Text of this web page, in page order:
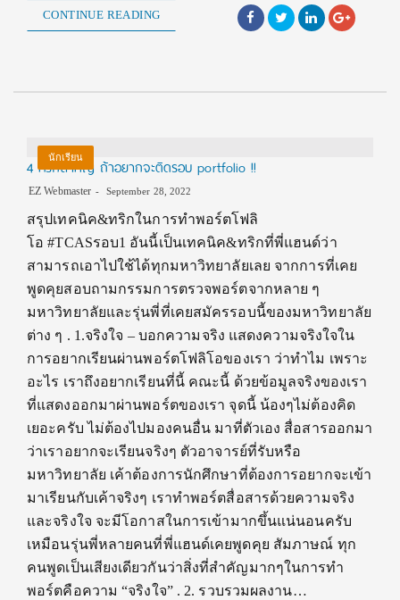
CONTINUE READING
นักเรียน
4 ทริกสำคัญ ถ้าอยากจะติดรอบ portfolio !!
EZ Webmaster September 28, 2022
สรุปเทคนิค&ทริกในการทำพอร์ตโฟลิ
โอ #TCASรอบ1 อันนี้เป็นเทคนิค&ทริกที่พี่แฮนด์ว่า
สามารถเอาไปใช้ได้ทุกมหาวิทยาลัยเลย จากการที่เคย
พูดคุยสอบถามกรรมการตรวจพอร์ตจากหลาย ๆ
มหาวิทยาลัยและรุ่นพี่ที่เคยสมัครรอบนี้ของมหาวิทยาลัย
ต่าง ๆ . 1.จริงใจ – บอกความจริง แสดงความจริงใจใน
การอยากเรียนผ่านพอร์ตโฟลิโอของเรา ว่าทำไม เพราะ
อะไร เราถึงอยากเรียนที่นี้ คณะนี้ ด้วยข้อมูลจริงของเรา
ที่แสดงออกมาผ่านพอร์ตของเรา จุดนี้ น้องๆไม่ต้องคิด
เยอะครับ ไม่ต้องไปมองคนอื่น มาที่ตัวเอง สื่อสารออกมา
ว่าเราอยากจะเรียนจริงๆ ตัวอาจารย์ที่รับหรือ
มหาวิทยาลัย เค้าต้องการนักศึกษาที่ต้องการอยากจะเข้า
มาเรียนกับเค้าจริงๆ เราทำพอร์ตสื่อสารด้วยความจริง
และจริงใจ จะมีโอกาสในการเข้ามากขึ้นแน่นอนครับ
เหมือนรุ่นพี่หลายคนที่พี่แฮนด์เคยพูดคุย สัมภาษณ์ ทุก
คนพูดเป็นเสียงเดียวกันว่าสิ่งที่สำคัญมากๆในการทำ
พอร์ตคือความ “จริงใจ” . 2. รวบรวมผลงาน…